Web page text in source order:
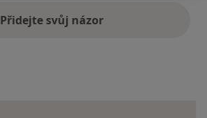
Přidejte svůj názor